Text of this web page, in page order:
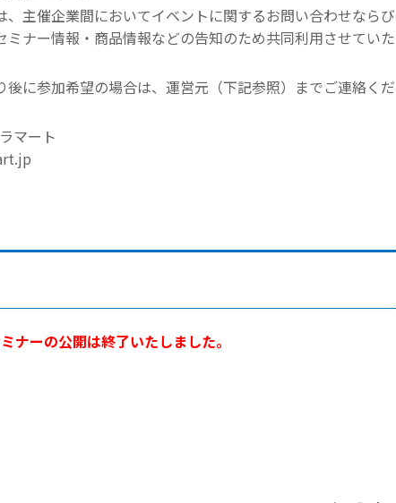
主催企業間においてイベントに関するお問い合わせならび
ミナー情報・商品情報などの告知のため共同利用させていた
に参加希望の場合は、運営元（下記参照）までご連絡くだ
マート
ナーの公開は終了いたしました。